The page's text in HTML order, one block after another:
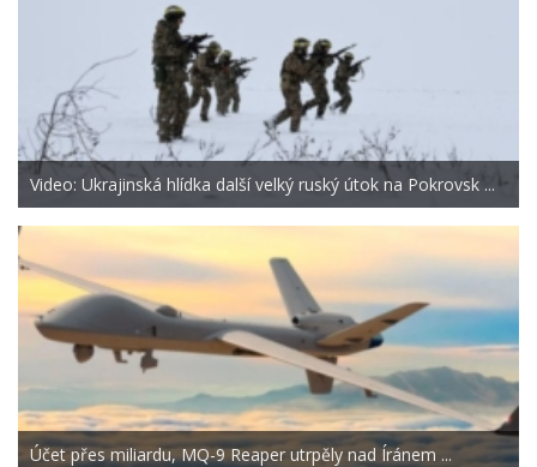
Video: Ukrajinská hlídka další velký ruský útok na Pokrovsk ...
Účet přes miliardu, MQ-9 Reaper utrpěly nad Íránem ...